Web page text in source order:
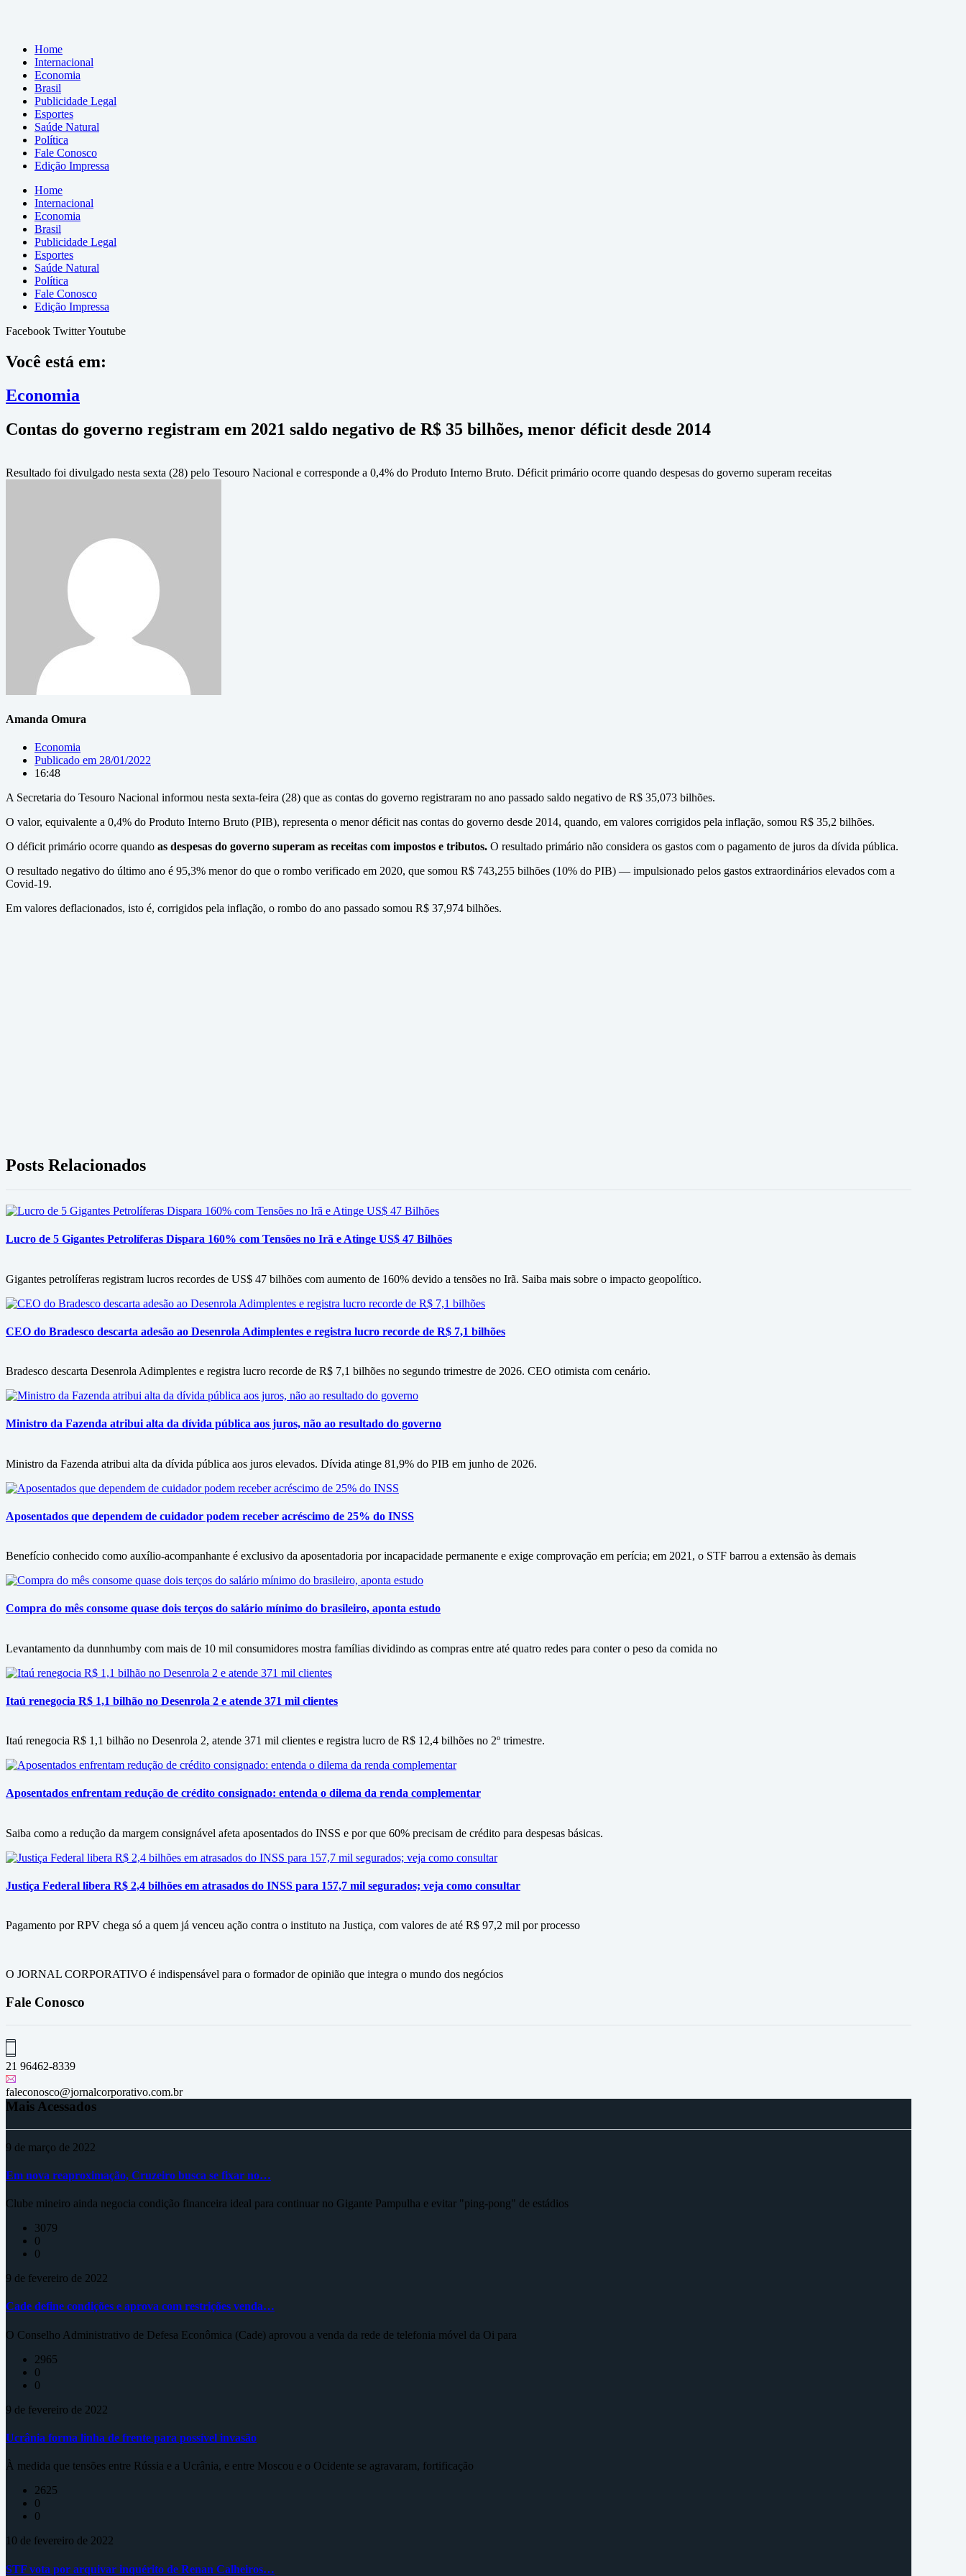
Home
Internacional
Economia
Brasil
Publicidade Legal
Esportes
Saúde Natural
Política
Fale Conosco
Edição Impressa
Home
Internacional
Economia
Brasil
Publicidade Legal
Esportes
Saúde Natural
Política
Fale Conosco
Edição Impressa
Facebook TwitterYoutube
Você está em:
Economia
Contas do governo registram em 2021 saldo negativo de R$ 35 bilhões, menor déficit desde 2014
Resultado foi divulgado nesta sexta (28) pelo Tesouro Nacional e corresponde a 0,4% do Produto Interno Bruto. Déficit primário ocorre quando despesas do governo superam receitas
Amanda Omura
Economia
Publicado em 28/01/2022
16:48
A Secretaria do Tesouro Nacional informou nesta sexta-feira (28) que as contas do governo registraram no ano passado saldo negativo de R$ 35,073 bilhões.
O valor, equivalente a 0,4% do Produto Interno Bruto (PIB), representa o menor déficit nas contas do governo desde 2014, quando, em valores corrigidos pela inflação, somou R$ 35,2 bilhões.
O déficit primário ocorre quando as despesas do governo superam as receitas com impostos e tributos. O resultado primário não considera os gastos com o pagamento de juros da dívida pública.
O resultado negativo do último ano é 95,3% menor do que o rombo verificado em 2020, que somou R$ 743,255 bilhões (10% do PIB) — impulsionado pelos gastos extraordinários elevados com a
Covid-19.
Em valores deflacionados, isto é, corrigidos pela inflação, o rombo do ano passado somou R$ 37,974 bilhões.
Posts Relacionados
Lucro de 5 Gigantes Petrolíferas Dispara 160% com Tensões no Irã e Atinge US$ 47 Bilhões
Gigantes petrolíferas registram lucros recordes de US$ 47 bilhões com aumento de 160% devido a tensões no Irã. Saiba mais sobre o impacto geopolítico.
CEO do Bradesco descarta adesão ao Desenrola Adimplentes e registra lucro recorde de R$ 7,1 bilhões
Bradesco descarta Desenrola Adimplentes e registra lucro recorde de R$ 7,1 bilhões no segundo trimestre de 2026. CEO otimista com cenário.
Ministro da Fazenda atribui alta da dívida pública aos juros, não ao resultado do governo
Ministro da Fazenda atribui alta da dívida pública aos juros elevados. Dívida atinge 81,9% do PIB em junho de 2026.
Aposentados que dependem de cuidador podem receber acréscimo de 25% do INSS
Benefício conhecido como auxílio-acompanhante é exclusivo da aposentadoria por incapacidade permanente e exige comprovação em perícia; em 2021, o STF barrou a extensão às demais
Compra do mês consome quase dois terços do salário mínimo do brasileiro, aponta estudo
Levantamento da dunnhumby com mais de 10 mil consumidores mostra famílias dividindo as compras entre até quatro redes para conter o peso da comida no
Itaú renegocia R$ 1,1 bilhão no Desenrola 2 e atende 371 mil clientes
Itaú renegocia R$ 1,1 bilhão no Desenrola 2, atende 371 mil clientes e registra lucro de R$ 12,4 bilhões no 2º trimestre.
Aposentados enfrentam redução de crédito consignado: entenda o dilema da renda complementar
Saiba como a redução da margem consignável afeta aposentados do INSS e por que 60% precisam de crédito para despesas básicas.
Justiça Federal libera R$ 2,4 bilhões em atrasados do INSS para 157,7 mil segurados; veja como consultar
Pagamento por RPV chega só a quem já venceu ação contra o instituto na Justiça, com valores de até R$ 97,2 mil por processo
O JORNAL CORPORATIVO é indispensável para o formador de opinião que integra o mundo dos negócios
Fale Conosco
21 96462-8339
faleconosco@jornalcorporativo.com.br
Mais Acessados
9 de março de 2022
Em nova reaproximação, Cruzeiro busca se fixar no…
Clube mineiro ainda negocia condição financeira ideal para continuar no Gigante Pampulha e evitar "ping-pong" de estádios
3079
0
0
9 de fevereiro de 2022
Cade define condições e aprova com restrições venda…
O Conselho Administrativo de Defesa Econômica (Cade) aprovou a venda da rede de telefonia móvel da Oi para
2965
0
0
9 de fevereiro de 2022
Ucrânia forma linha de frente para possível invasão
À medida que tensões entre Rússia e a Ucrânia, e entre Moscou e o Ocidente se agravaram, fortificação
2625
0
0
10 de fevereiro de 2022
STF vota por arquivar inquérito de Renan Calheiros…